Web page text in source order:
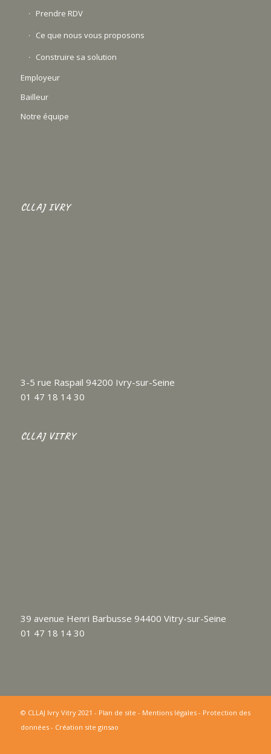
Prendre RDV
Ce que nous vous proposons
Construire sa solution
Employeur
Bailleur
Notre équipe
CLLAJ IVRY
3-5 rue Raspail 94200 Ivry-sur-Seine
01 47 18 14 30
CLLAJ VITRY
39 avenue Henri Barbusse 94400 Vitry-sur-Seine
01 47 18 14 30
© CLLAJ Ivry Vitry 2021 - Plan de site - Mentions légales- Protection des
données- Création site ginsao